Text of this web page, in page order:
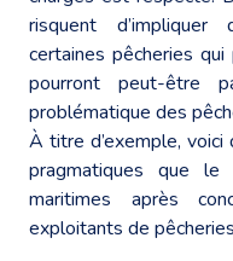
risquent d’impliquer
certaines pêcheries
pourront peut-être
problématique des
À titre d’exemple,
pragmatiques que
maritimes après
exploitants de